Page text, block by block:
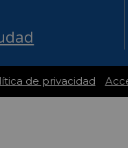
de privacidad